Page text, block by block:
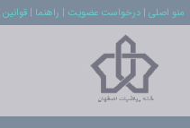
منو اصلي | درخواست عضويت | راهنما | قوانين